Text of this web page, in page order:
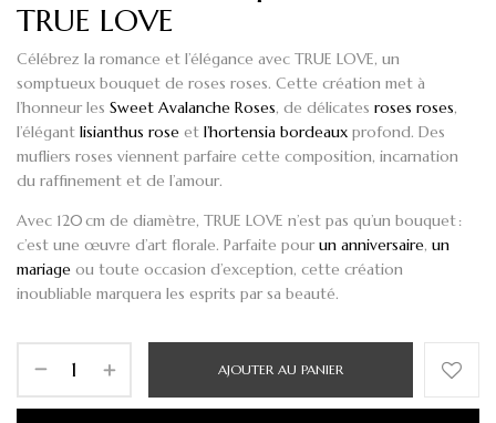
TRUE LOVE
Célébrez la romance et l’élégance avec TRUE LOVE, un
somptueux bouquet de roses roses. Cette création met à
l’honneur les Sweet Avalanche Roses, de délicates roses roses,
l’élégant lisianthus rose et l’hortensia bordeaux profond. Des
mufliers roses viennent parfaire cette composition, incarnation
du raffinement et de l’amour.
Avec 120 cm de diamètre, TRUE LOVE n’est pas qu’un bouquet :
c’est une œuvre d’art florale. Parfaite pourun anniversaire, un
mariage ou toute occasion d’exception, cette création
inoubliable marquera les esprits par sa beauté.
AJOUTER AU PANIER